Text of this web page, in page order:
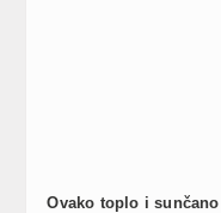
Ovako toplo i